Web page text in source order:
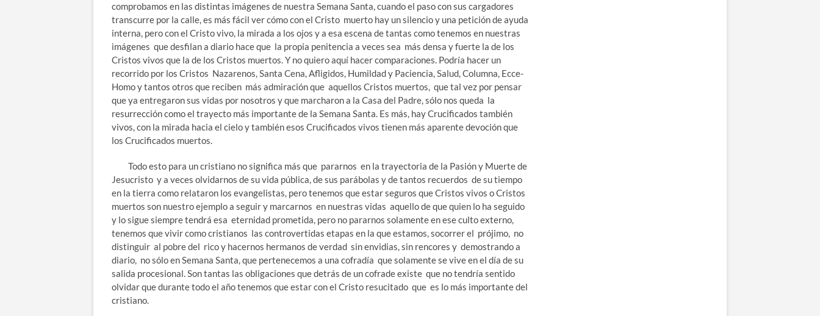
comprobamos en las distintas imágenes de nuestra Semana Santa, cuando el paso con sus cargadores
transcurre por la calle, es más fácil ver cómo con el Cristo muerto hay un silencio y una petición de ayuda
interna, pero con el Cristo vivo, la mirada a los ojos y a esa escena de tantas como tenemos en nuestras
imágenes que desfilan a diario hace que la propia penitencia a veces sea más densa y fuerte la de los
Cristos vivos que la de los Cristos muertos. Y no quiero aquí hacer comparaciones. Podría hacer un
recorrido por los Cristos Nazarenos, Santa Cena, Afligidos, Humildad y Paciencia, Salud, Columna, Ecce-
Homo y tantos otros que reciben más admiración que aquellos Cristos muertos, que tal vez por pensar
que ya entregaron sus vidas por nosotros y que marcharon a la Casa del Padre, sólo nos queda la
resurrección como el trayecto más importante de la Semana Santa. Es más, hay Crucificados también
vivos, con la mirada hacia el cielo y también esos Crucificados vivos tienen más aparente devoción que
los Crucificados muertos.
Todo esto para un cristiano no significa más que pararnos en la trayectoria de la Pasión y Muerte de
Jesucristo y a veces olvidarnos de su vida pública, de sus parábolas y de tantos recuerdos de su tiempo
en la tierra como relataron los evangelistas, pero tenemos que estar seguros que Cristos vivos o Cristos
muertos son nuestro ejemplo a seguir y marcarnos en nuestras vidas aquello de que quien lo ha seguido
y lo sigue siempre tendrá esa eternidad prometida, pero no pararnos solamente en ese culto externo,
tenemos que vivir como cristianos las controvertidas etapas en la que estamos, socorrer el prójimo, no
distinguir al pobre del rico y hacernos hermanos de verdad sin envidias, sin rencores y demostrando a
diario, no sólo en Semana Santa, que pertenecemos a una cofradía que solamente se vive en el día de su
salida procesional. Son tantas las obligaciones que detrás de un cofrade existe que no tendría sentido
olvidar que durante todo el año tenemos que estar con el Cristo resucitado que es lo más importante del
cristiano.